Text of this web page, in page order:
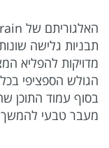
תבניות גלישה
מדויקות להפליא
הגולש הספציפי
בסוף עמוד התוכן
מעבר טבעי להמשך